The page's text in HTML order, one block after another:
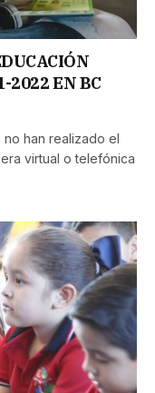
2022 EN BC
han realizado el
virtual o telefónica